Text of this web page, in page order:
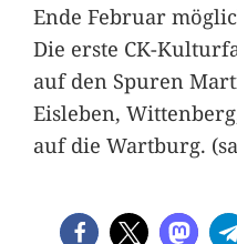
Ende Februar
Die erste CK-
auf den Spuren
Eisleben,
auf die Wartburg.